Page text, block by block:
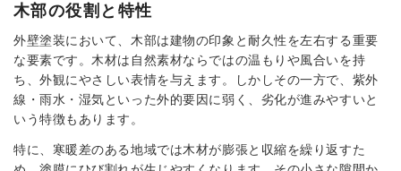
木部の役割と特性
外壁塗装において、木部は建物の印象と耐久性を左右する重要
な要素です。木材は自然素材ならではの温もりや風合いを持
ち、外観にやさしい表情を与えます。しかしその一方で、紫外
線・雨水・湿気といった外的要因に弱く、劣化が進みやすいと
いう特徴もあります。
特に、寒暖差のある地域では木材が膨張と収縮を繰り返すた